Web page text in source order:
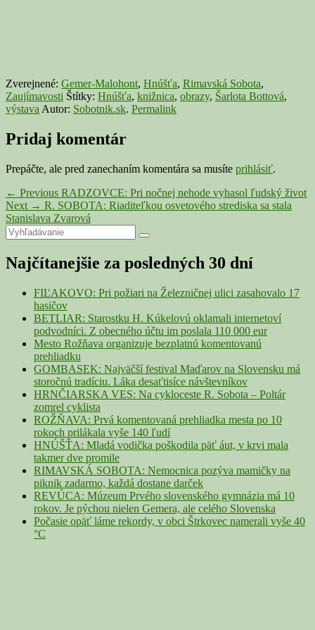
Zverejnené: Gemer-Malohont, Hnúšťa, Rimavská Sobota,
Zaujímavosti Štítky: Hnúšťa, knižnica, obrazy, Šarlota Bottová,
výstava Autor: Sobotnik.sk. Permalink
Pridaj komentár
Prepáčte, ale pred zanechaním komentára sa musíte prihlásiť.
Navigácia
v
článku
← Previous Previous
post:
RADZOVCE: Pri nočnej nehode vyhasol ľudský život
Next → Next
post:
R. SOBOTA: Riaditeľkou osvetového strediska sa stala
Stanislava Zvarová
Primary
Sidebar
Widget
Area
Search
for:
Search
Najčítanejšie za posledných 30 dní
FIĽAKOVO: Pri požiari na Železničnej ulici zasahovalo 17
hasičov
BETLIAR: Starostku H. Kúkelovú oklamali internetoví
podvodníci. Z obecného účtu im poslala 110 000 eur
Mesto Rožňava organizuje bezplatnú komentovanú
prehliadku
GOMBASEK: Najväčší festival Maďarov na Slovensku má
storočnú tradíciu. Láka desaťtisíce návštevníkov
HRNČIARSKA VES: Na cykloceste R. Sobota – Poltár
zomrel cyklista
ROŽŇAVA: Prvá komentovaná prehliadka mesta po 10
rokoch prilákala vyše 140 ľudí
HNÚŠŤA: Mladá vodička poškodila päť áut, v krvi mala
takmer dve promile
RIMAVSKÁ SOBOTA: Nemocnica pozýva mamičky na
piknik zadarmo, každá dostane darček
REVÚCA: Múzeum Prvého slovenského gymnázia má 10
rokov. Je pýchou nielen Gemera, ale celého Slovenska
Počasie opäť láme rekordy, v obci Štrkovec namerali vyše 40
°C